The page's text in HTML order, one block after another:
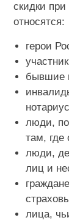
скидки
относятся:
герои
бывшие
люди,
там, где
люди,
лиц и
лица,